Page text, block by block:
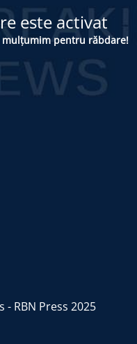
este activat
pentru răbdare!
RBN Press 2025